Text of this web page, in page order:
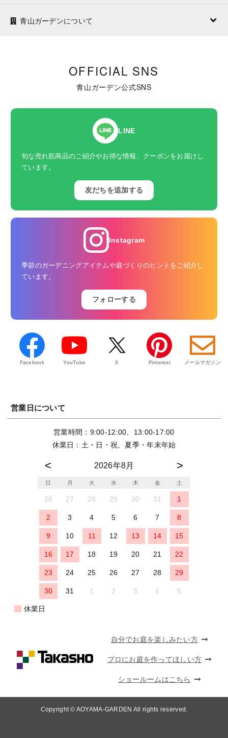
青山ガーデンについて
OFFICIAL SNS
青山ガーデン公式SNS
LINE
旬な売れ筋商品のご紹介やお得な情報、クーポンをお届けし
ています。
友だちを追加する
Instagram
季節のガーデニングアイテムや庭づくりのヒントをご紹介し
ています。
フォローする
Facebook YouTube X Pinterest メールマガジン
営業日について
営業時間：9:00-12:00、13:00-17:00
休業日：土・日・祝、夏季・年末年始
2026年8月
日 月 火 水 木 金 土
26 27 28 29 30 31 1
2 3 4 5 6 7 8
9 10 11 12 13 14 15
16 17 18 19 20 21 22
23 24 25 26 27 28 29
30 31 1 2 3 4 5
休業日
自分でお庭を楽しみたい方
プロにお庭を作ってほしい方
ショールームはこちら
Copyright © AOYAMA-GARDEN All rights reserved.